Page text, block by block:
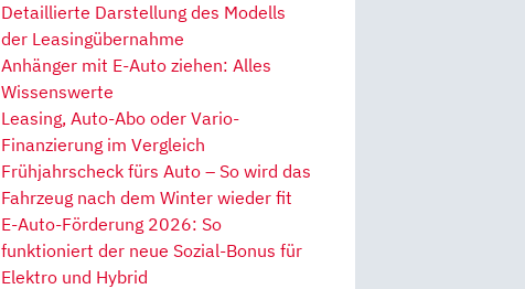
Detaillierte Darstellung des Modells
der Leasingübernahme
Anhänger mit E-Auto ziehen: Alles
Wissenswerte
Leasing, Auto-Abo oder Vario-
Finanzierung im Vergleich
Frühjahrscheck fürs Auto – So wird das
Fahrzeug nach dem Winter wieder fit
E-Auto-Förderung 2026: So
funktioniert der neue Sozial-Bonus für
Elektro und Hybrid